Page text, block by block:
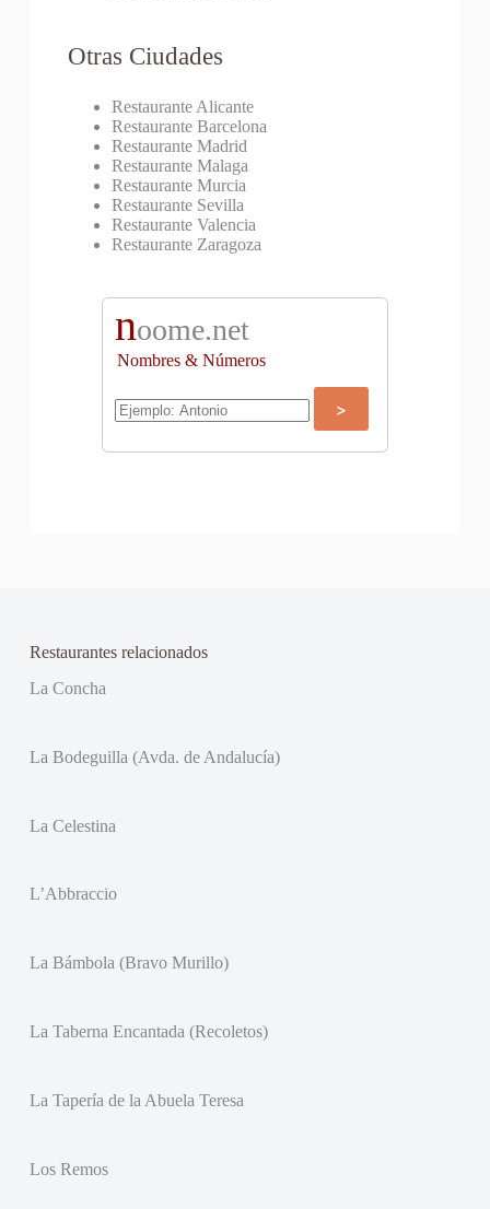
Otras Ciudades
Restaurante Alicante
Restaurante Barcelona
Restaurante Madrid
Restaurante Malaga
Restaurante Murcia
Restaurante Sevilla
Restaurante Valencia
Restaurante Zaragoza
noome.net
Nombres & Números
Restaurantes relacionados
La Concha
La Bodeguilla (Avda. de Andalucía)
La Celestina
L’Abbraccio
La Bámbola (Bravo Murillo)
La Taberna Encantada (Recoletos)
La Tapería de la Abuela Teresa
Los Remos